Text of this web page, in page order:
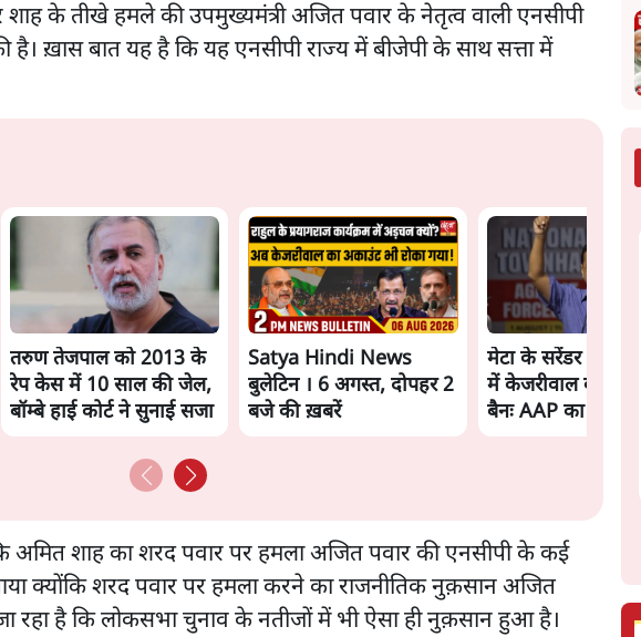
शाह के तीखे हमले की उपमुख्यमंत्री अजित पवार के नेतृत्व वाली एनसीपी
ख़ास बात यह है कि यह एनसीपी राज्य में बीजेपी के साथ सत्ता में
तरुण तेजपाल को 2013 के
रेप केस में 10 साल की जेल,
बॉम्बे हाई कोर्ट ने सुनाई सजा
Satya Hindi News
बुलेटिन । 6 अगस्त, दोपहर 2
बजे की ख़बरें
मेटा के सरेंडर के बाद
में केजरीवाल का
बैनः AAP का आरोप
अमित शाह का शरद पवार पर हमला अजित पवार की एनसीपी के कई
क्योंकि शरद पवार पर हमला करने का राजनीतिक नुक़सान अजित
रहा है कि लोकसभा चुनाव के नतीजों में भी ऐसा ही नुक़सान हुआ है।